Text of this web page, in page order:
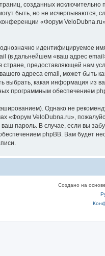
созданных
быть, но не
«Форум
идентифицируемое
(в дальнейшем «ваш адрес
предоставляющей нам
адреса email, может быть
какая информация из
программным обеспечением
Однако не
«Форум VeloDubna.ru»,
пароль. В случае, если вы
phpBB. Вам будет
Создано на основе